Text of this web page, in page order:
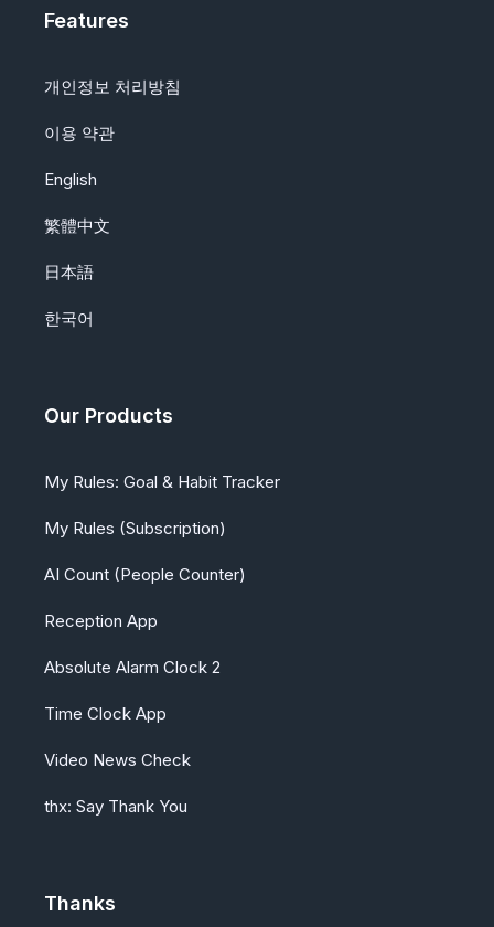
Features
개인정보 처리방침
이용 약관
English
繁體中文
日本語
한국어
Our Products
My Rules: Goal & Habit Tracker
My Rules (Subscription)
AI Count (People Counter)
Reception App
Absolute Alarm Clock 2
Time Clock App
Video News Check
thx: Say Thank You
Thanks